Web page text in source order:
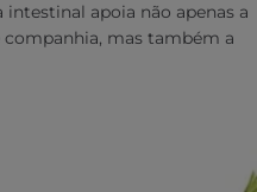
apoia não apenas a
mas também a